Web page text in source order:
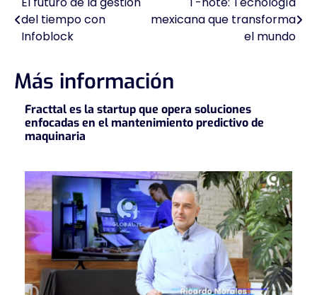
Navegación
de
del tiempo con
Infoblock
mexicana que transforma
el mundo
Más información
Fracttal es la startup que opera soluciones
enfocadas en el mantenimiento predictivo de
maquinaria